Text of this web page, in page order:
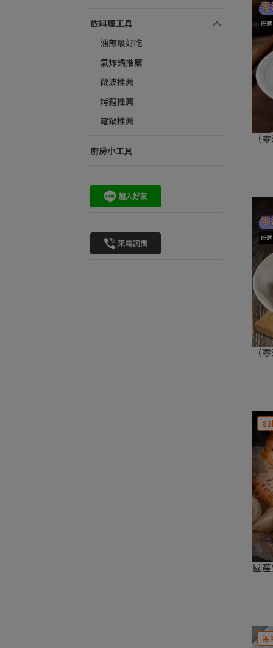
依料理工具
油煎最好吃
氣炸鍋推薦
微波推薦
烤箱推薦
電鍋推薦
廚房小工具
（
（
82
國
無